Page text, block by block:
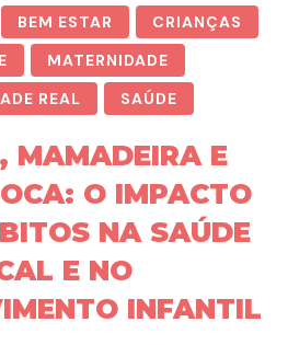
BEM ESTAR
CRIANÇAS
MATERNIDADE
REAL
SAÚDE
MAMADEIRA E
O IMPACTO
NA SAÚDE
E NO
INFANTIL